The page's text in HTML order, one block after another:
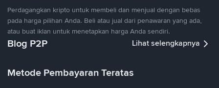
Perdagangkan kripto untuk membeli dan menjual dengan bebas
pada harga pilihan Anda. Beli atau jual dari penawaran yang ada,
atau buat iklan untuk menetapkan harga Anda sendiri.
Blog P2P Lihat selengkapnya
Metode Pembayaran Teratas